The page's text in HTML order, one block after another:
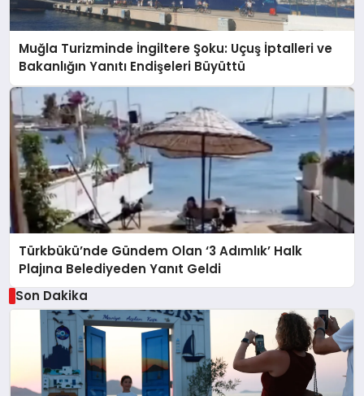
Muğla Turizminde İngiltere Şoku: Uçuş İptalleri ve
Bakanlığın Yanıtı Endişeleri Büyüttü
Türkbükü’nde Gündem Olan ‘3 Adımlık’ Halk
Plajına Belediyeden Yanıt Geldi
Son Dakika